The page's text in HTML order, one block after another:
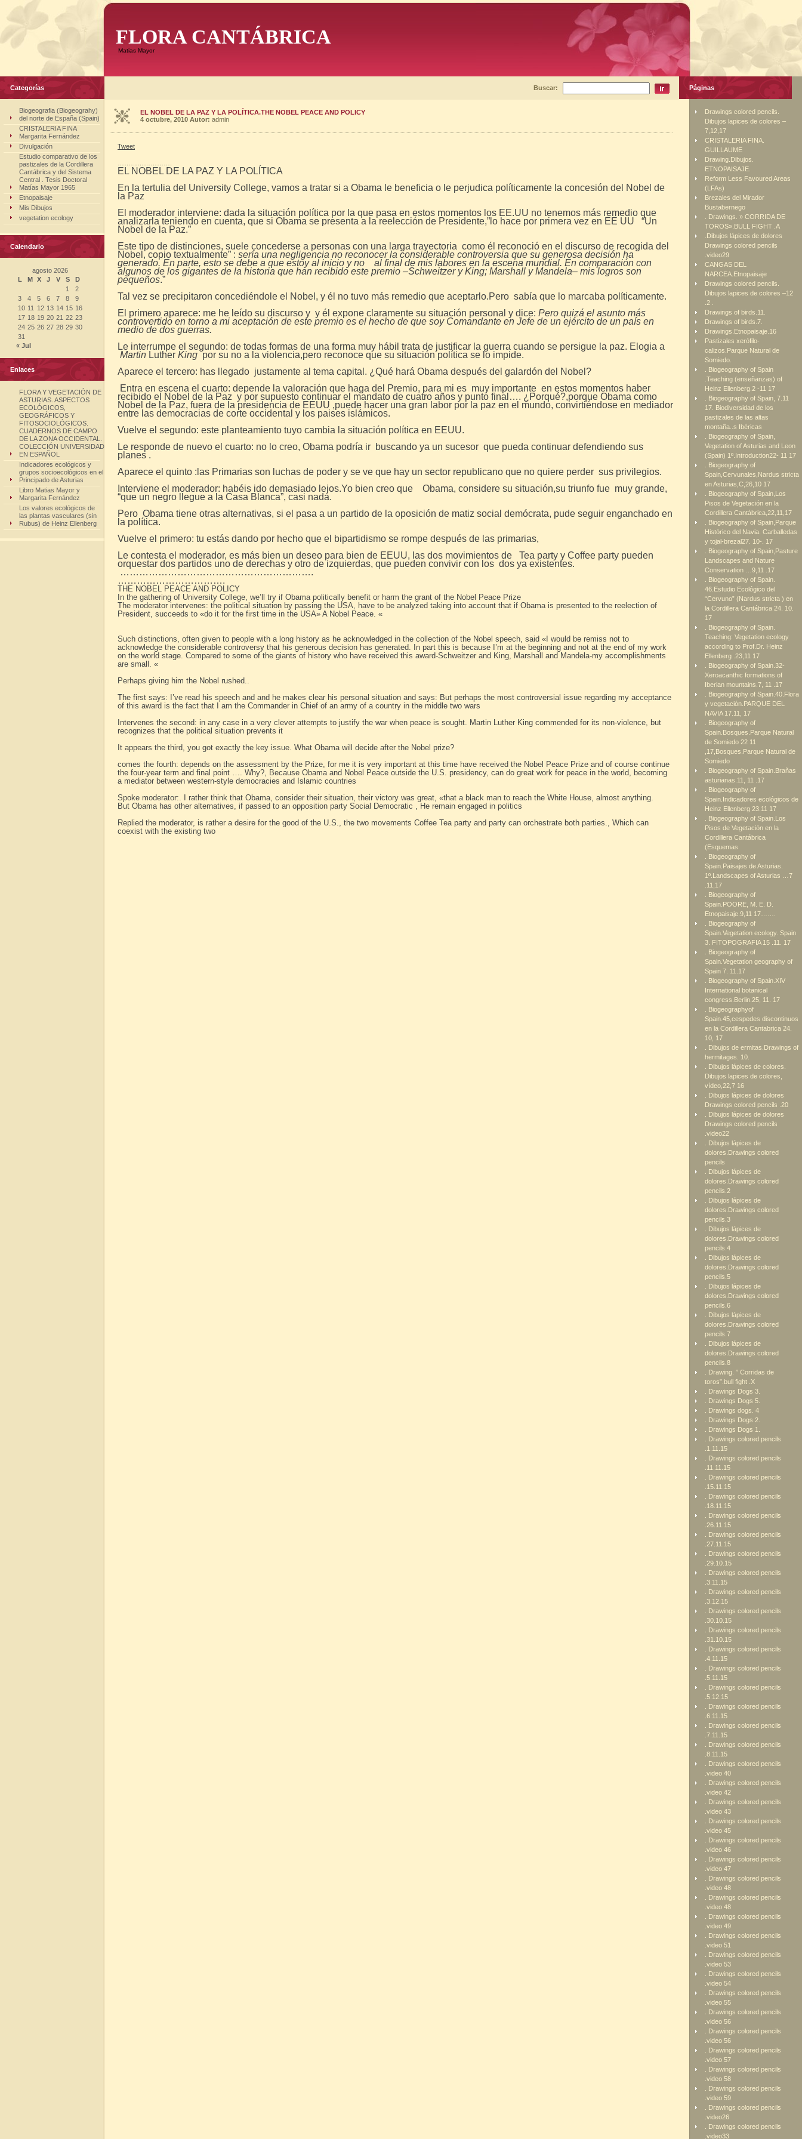
FLORA CANTÁBRICA
Matias Mayor
Categorías
Biogeografia (Biogeograhy)
del norte de España (Spain)
CRISTALERIA FINA
Margarita Fernández
Divulgación
Estudio comparativo de los
pastizales de la Cordillera
Cantábrica y del Sistema
Central . Tesis Doctoral
Matías Mayor 1965
Etnopaisaje
Mis Dibujos
vegetation ecology
Calendario
agosto 2026
L
M X J V S
D
1
2
3
4 5 6 7 8
9
10 11 12 13 14 15 16
17 18 19 20 21 22 23
24 25 26 27 28 29 30
31
« Jul
Enlaces
FLORA Y VEGETACIÓN DE
ASTURIAS. ASPECTOS
ECOLÓGICOS,
GEOGRÁFICOS Y
FITOSOCIOLÓGICOS.
CUADERNOS DE CAMPO
DE LA ZONA OCCIDENTAL.
COLECCIÓN UNIVERSIDAD
EN ESPAÑOL
Indicadores ecológicos y
grupos socioecológicos en el
Principado de Asturias
Libro Matias Mayor y
Margarita Fernández
Los valores ecológicos de
las plantas vasculares (sin
Rubus) de Heinz Ellenberg
Buscar:
EL NOBEL DE LA PAZ Y LA POLÍTICA.THE NOBEL PEACE AND POLICY
4 octubre, 2010 Autor: admin
Tweet
EL NOBEL DE LA PAZ Y LA POLÍTICA
En la tertulia del University College, vamos a tratar si a Obama le beneficia o le perjudica políticamente la concesión del Nobel de
la Paz
El moderador interviene: dada la situación política por la que pasa en estos momentos los EE.UU no tenemos más remedio que
analizarla teniendo en cuenta, que si Obama se presenta a la reelección de Presidente,”lo hace por primera vez en EE UU “Un
Nobel de la Paz.”
Este tipo de distinciones, suele concederse a personas con una larga trayectoria como él reconoció en el discurso de recogida del
Nobel, copio textualmente” : sería una negligencia no reconocer la considerable controversia que su generosa decisión ha
generado. En parte, esto se debe a que estoy al inicio y no al final de mis labores en la escena mundial. En comparación con
algunos de los gigantes de la historia que han recibido este premio –Schweitzer y King; Marshall y Mandela– mis logros son
pequeños.”
Tal vez se precipitaron concediéndole el Nobel, y él no tuvo más remedio que aceptarlo.Pero sabía que lo marcaba políticamente.
El primero aparece: me he leído su discurso y y él expone claramente su situación personal y dice: Pero quizá el asunto más
controvertido en torno a mi aceptación de este premio es el hecho de que soy Comandante en Jefe de un ejército de un país en
medio de dos guerras.
Le interrumpe el segundo: de todas formas de una forma muy hábil trata de justificar la guerra cuando se persigue la paz. Elogia a
Martin Luther King por su no a la violencia,pero reconoce que su situación política se lo impide.
Aparece el tercero: has llegado justamente al tema capital. ¿Qué hará Obama después del galardón del Nobel?
Entra en escena el cuarto: depende la valoración que haga del Premio, para mi es muy importante en estos momentos haber
recibido el Nobel de la Paz y por supuesto continuar el mandato de cuatro años y punto final…. ¿Porqué?,porque Obama como
Nobel de la Paz, fuera de la presidencia de EEUU ,puede hacer una gran labor por la paz en el mundo, convirtiéndose en mediador
entre las democracias de corte occidental y los paises islámicos.
Vuelve el segundo: este planteamiento tuyo cambia la situación política en EEUU.
Le responde de nuevo el cuarto: no lo creo, Obama podría ir buscando ya un sucesor que pueda continuar defendiendo sus
planes .
Aparece el quinto :las Primarias son luchas de poder y se ve que hay un sector republicano que no quiere perder sus privilegios.
Interviene el moderador: habéis ido demasiado lejos.Yo bien creo que Obama, considere su situación,su triunfo fue muy grande,
“que un negro llegue a la Casa Blanca”, casi nada.
Pero Obama tiene otras alternativas, si el pasa a un partido de la oposición de matiz social demócrata, pude seguir enganchado en
la política.
Vuelve el primero: tu estás dando por hecho que el bipartidismo se rompe después de las primarias,
Le contesta el moderador, es más bien un deseo para bien de EEUU, las dos movimientos de Tea party y Coffee party pueden
orquestar dos partidos uno de derechas y otro de izquierdas, que pueden convivir con los dos ya existentes.
…………………………………………………….
…………………………….
THE NOBEL PEACE AND POLICY
In the gathering of University College, we’ll try if Obama politically benefit or harm the grant of the Nobel Peace Prize
The moderator intervenes: the political situation by passing the USA, have to be analyzed taking into account that if Obama is presented to the reelection of
President, succeeds to «do it for the first time in the USA» A Nobel Peace. «
Such distinctions, often given to people with a long history as he acknowledged in the collection of the Nobel speech, said «I would be remiss not to
acknowledge the considerable controversy that his generous decision has generated. In part this is because I’m at the beginning and not at the end of my work
on the world stage. Compared to some of the giants of history who have received this award-Schweitzer and King, Marshall and Mandela-my accomplishments
are small. «
Perhaps giving him the Nobel rushed..
The first says: I’ve read his speech and and he makes clear his personal situation and says: But perhaps the most controversial issue regarding my acceptance
of this award is the fact that I am the Commander in Chief of an army of a country in the middle two wars
Intervenes the second: in any case in a very clever attempts to justify the war when peace is sought. Martin Luther King commended for its non-violence, but
recognizes that the political situation prevents it
It appears the third, you got exactly the key issue. What Obama will decide after the Nobel prize?
comes the fourth: depends on the assessment by the Prize, for me it is very important at this time have received the Nobel Peace Prize and of course continue
the four-year term and final point …. Why?, Because Obama and Nobel Peace outside the U.S. presidency, can do great work for peace in the world, becoming
a mediator between western-style democracies and Islamic countries
Spoke moderator:. I rather think that Obama, consider their situation, their victory was great, «that a black man to reach the White House, almost anything.
But Obama has other alternatives, if passed to an opposition party Social Democratic , He remain engaged in politics
Replied the moderator, is rather a desire for the good of the U.S., the two movements Coffee Tea party and party can orchestrate both parties., Which can
coexist with the existing two
Páginas
Drawings colored pencils.
Dibujos lapices de colores –
7,12,17
CRISTALERIA FINA.
GUILLAUME
Drawing.Dibujos.
ETNOPAISAJE.
Reform Less Favoured Areas
(LFAs)
Brezales del Mirador
Bustabernego
. Drawings. » CORRIDA DE
TOROS».BULL FIGHT .A
.Dibujos lápices de dolores
Drawings colored pencils
.video29
CANGAS DEL
NARCEA.Etnopaisaje
Drawings colored pencils.
Dibujos lapices de colores –12
.2 .
Drawings of birds.11.
Drawings of birds.7.
Drawings.Etnopaisaje.16
Pastizales xerófilo-
calizos.Parque Natural de
Somiedo.
. Biogeography of Spain
.Teaching (enseñanzas) of
Heinz Ellenberg.2 -11 17
. Biogeography of Spain, 7.11
17. Biodiversidad de los
pastizales de las altas
montaña..s Ibéricas
. Biogeography of Spain,
Vegetation of Asturias and Leon
(Spain) 1º.Introduction22- 11 17
. Biogeography of
Spain,Cervunales,Nardus stricta
en Asturias,C,26,10 17
. Biogeography of Spain,Los
Pisos de Vegetación en la
Cordillera Cantábrica,22,11,17
. Biogeography of Spain,Parque
Histórico del Navia. Carballedas
y tojal-brezal27. 10-. 17
. Biogeography of Spain,Pasture
Landscapes and Nature
Conservation …9,11 .17
. Biogeography of Spain.
46.Estudio Ecológico del
“Cervuno” (Nardus stricta ) en
la Cordillera Cantábrica 24. 10.
17
. Biogeography of Spain.
Teaching: Vegetation ecology
according to Prof.Dr. Heinz
Ellenberg .23,11 17
. Biogeography of Spain.32-
Xeroacanthic formations of
Iberian mountains.7, 11 .17
. Biogeography of Spain.40.Flora
y vegetación.PARQUE DEL
NAVIA 17.11, 17
. Biogeography of
Spain.Bosques.Parque Natural
de Somiedo 22 11
,17,Bosques.Parque Natural de
Somiedo
. Biogeography of Spain.Brañas
asturianas.11, 11 .17
. Biogeography of
Spain.Indicadores ecológicos de
Heinz Ellenberg 23.11 17
. Biogeography of Spain.Los
Pisos de Vegetación en la
Cordillera Cantábrica
(Esquemas
. Biogeography of
Spain.Paisajes de Asturias.
1º.Landscapes of Asturias …7
.11,17
. Biogeography of
Spain.POORE, M. E. D.
Etnopaisaje.9,11 17…….
. Biogeography of
Spain.Vegetation ecology. Spain
3. FITOPOGRAFIA 15 .11. 17
. Biogeography of
Spain.Vegetation geography of
Spain 7. 11.17
. Biogeography of Spain.XIV
International botanical
congress.Berlin.25, 11. 17
. Biogeographyof
Spain.45,cespedes discontinuos
en la Cordillera Cantabrica 24.
10, 17
. Dibujos de ermitas.Drawings of
hermitages. 10.
. Dibujos lápices de colores.
Dibujos lapices de colores,
vídeo,22,7 16
. Dibujos lápices de dolores
Drawings colored pencils .20
. Dibujos lápices de dolores
Drawings colored pencils
.video22
. Dibujos lápices de
dolores.Drawings colored
pencils
. Dibujos lápices de
dolores.Drawings colored
pencils.2
. Dibujos lápices de
dolores.Drawings colored
pencils.3
. Dibujos lápices de
dolores.Drawings colored
pencils.4
. Dibujos lápices de
dolores.Drawings colored
pencils.5
. Dibujos lápices de
dolores.Drawings colored
pencils.6
. Dibujos lápices de
dolores.Drawings colored
pencils.7
. Dibujos lápices de
dolores.Drawings colored
pencils.8
. Drawing. ” Corridas de
toros”.bull fight .X
. Drawings Dogs 3.
. Drawings Dogs 5.
. Drawings dogs. 4
. Drawings Dogs 2.
. Drawings Dogs 1.
. Drawings colored pencils
.1.11.15
. Drawings colored pencils
.11.11.15
. Drawings colored pencils
.15.11.15
. Drawings colored pencils
.18.11.15
. Drawings colored pencils
.26.11.15
. Drawings colored pencils
.27.11.15
. Drawings colored pencils
.29.10.15
. Drawings colored pencils
.3.11.15
. Drawings colored pencils
.3.12.15
. Drawings colored pencils
.30.10.15
. Drawings colored pencils
.31.10.15
. Drawings colored pencils
.4.11.15
. Drawings colored pencils
.5.11.15
. Drawings colored pencils
.5.12.15
. Drawings colored pencils
.6.11.15
. Drawings colored pencils
.7.11.15
. Drawings colored pencils
.8.11.15
. Drawings colored pencils
.video 40
. Drawings colored pencils
.video 42
. Drawings colored pencils
.video 43
. Drawings colored pencils
.video 45
. Drawings colored pencils
.video 46
. Drawings colored pencils
.video 47
. Drawings colored pencils
.video 48
. Drawings colored pencils
.video 48
. Drawings colored pencils
.video 49
. Drawings colored pencils
.video 51
. Drawings colored pencils
.video 53
. Drawings colored pencils
.video 54
. Drawings colored pencils
.video 55
. Drawings colored pencils
.video 56
. Drawings colored pencils
.video 56
. Drawings colored pencils
.video 57
. Drawings colored pencils
.video 58
. Drawings colored pencils
.video 59
. Drawings colored pencils
.video26
. Drawings colored pencils
.video33